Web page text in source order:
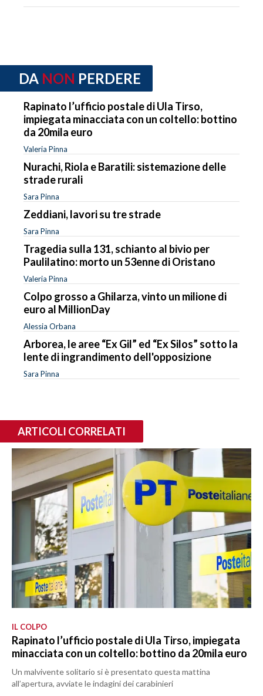
DA NON PERDERE
Rapinato l’ufficio postale di Ula Tirso,
impiegata minacciata con un coltello: bottino
da 20mila euro
Valeria Pinna
Nurachi, Riola e Baratili: sistemazione delle
strade rurali
Sara Pinna
Zeddiani, lavori su tre strade
Sara Pinna
Tragedia sulla 131, schianto al bivio per
Paulilatino: morto un 53enne di Oristano
Valeria Pinna
Colpo grosso a Ghilarza, vinto un milione di
euro al MillionDay
Alessia Orbana
Arborea, le aree “Ex Gil” ed “Ex Silos” sotto la
lente di ingrandimento dell'opposizione
Sara Pinna
ARTICOLI CORRELATI
IL COLPO
Rapinato l’ufficio postale di Ula Tirso, impiegata
minacciata con un coltello: bottino da 20mila euro
Un malvivente solitario si è presentato questa mattina
all’apertura, avviate le indagini dei carabinieri